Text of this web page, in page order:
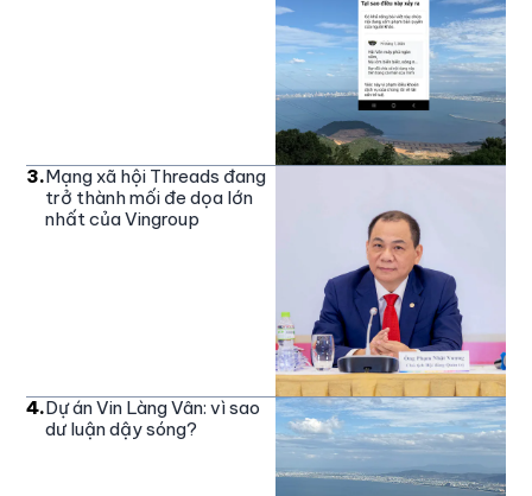
3.Mạng xã hội Threads đang
trở thành mối đe dọa lớn
nhất của Vingroup
4.Dự án Vin Làng Vân: vì sao
dư luận dậy sóng?